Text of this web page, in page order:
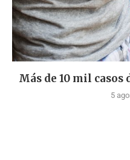
Más de 10 mil casos
5